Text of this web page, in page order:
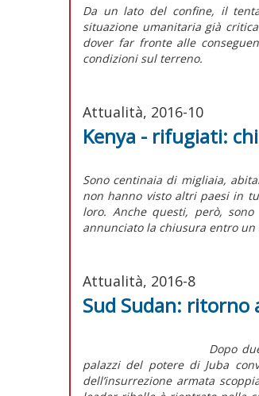
Da un lato del confine, il
situazione umanitaria già
dover far fronte alle
condizioni sul terreno.
Attualità, 2016-10
Kenya - rifugiati:
Sono centinaia di migliaia,
non hanno visto altri paesi in
loro. Anche questi, però,
annunciato la chiusura entro
Attualità, 2016-8
Sud Sudan: ritorno
Dopo
palazzi del potere di Juba
dell’insurrezione armata